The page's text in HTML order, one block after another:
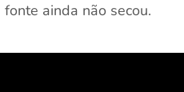
ainda não secou.